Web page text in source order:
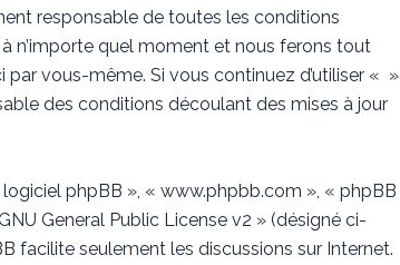
responsable de toutes les conditions
n’importe quel moment et nous ferons tout
vous-même. Si vous continuez d’utiliser « »
des conditions découlant des mises à jour
phpBB », « www.phpbb.com », « phpBB
GNU General Public License v2 » (désigné ci-
facilite seulement les discussions sur Internet.